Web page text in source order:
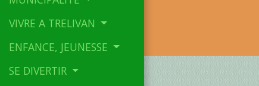
VIVRE A TRELIVAN
ENFANCE, JEUNESSE
SE DIVERTIR